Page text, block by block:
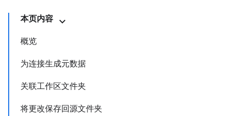
本页内容
概览
为连接生成元数据
关联工作区文件夹
将更改保存回源文件夹